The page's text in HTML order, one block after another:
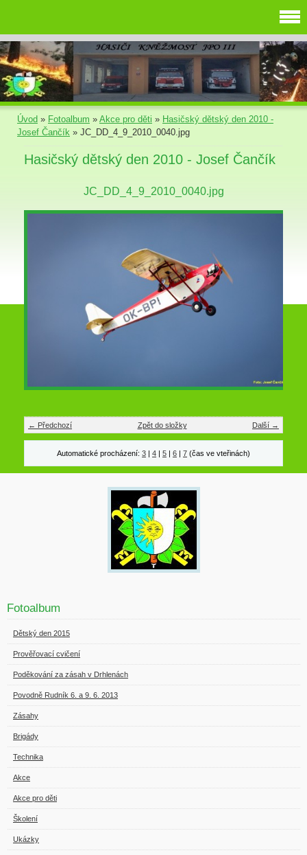
Úvod » Fotoalbum » Akce pro děti » Hasičský dětský den 2010 -
Josef Čančík » JC_DD_4_9_2010_0040.jpg
Hasičský dětský den 2010 - Josef Čančík
JC_DD_4_9_2010_0040.jpg
← Předchozí Další →
Zpět do složky
Automatické procházení: 3 4 5 6 7 (čas ve vteřinách)
Fotoalbum
Dětský den 2015
Prověřovací cvičení
Poděkování za zásah v Drhlenách
Povodně Rudník 6. a 9. 6. 2013
Zásahy
Brigády
Technika
Akce
Akce pro děti
Školení
Ukázky